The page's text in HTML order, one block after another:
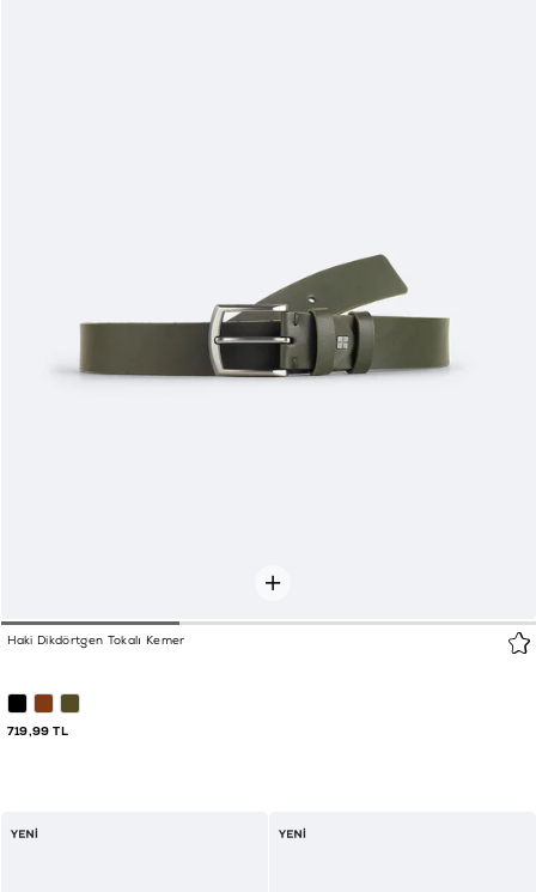
Haki Dikdörtgen Tokalı Kemer
719,99 TL